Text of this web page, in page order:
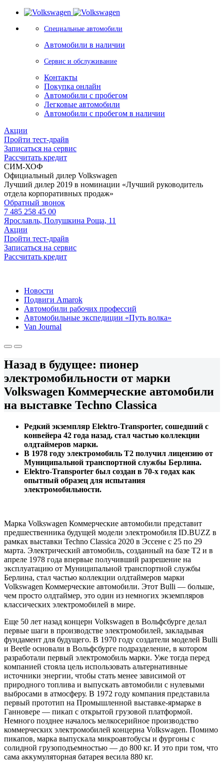
Специальные автомобили
Автомобили в наличии
Сервис и обслуживание
Контакты
Покупка онлайн
Автомобили с пробегом
Легковые автомобили
Автомобили с пробегом в наличии
Акции
Пройти тест-драйв
Записаться на сервис
Рассчитать кредит
СИМ-ХОФ
Официальный дилер Volkswagen
Лучший дилер 2019 в номинации «Лучший руководитель
отдела корпоративных продаж»
Обратный звонок
7 485 258 45 00
Ярославль, Полушкина Роща, 11
Акции
Пройти тест-драйв
Записаться на сервис
Рассчитать кредит
Новости
Подвиги Amarok
Автомобили рабочих профессий
Автомобильные экспедиции «Путь волка»
Van Journal
Назад в будущее: пионер
электромобильности от марки
Volkswagen Коммерческие автомобили
на выставке Techno Classica
Редкий экземпляр Elektro-Transporter, сошедший с
конвейера 42 года назад, стал частью коллекции
олдтаймеров марки.
В 1978 году электромобиль T2 получил лицензию от
Муниципальной транспортной службы Берлина.
Elektro-Transporter был создан в 70-х годах как
опытный образец для испытания
электромобильности.
Марка Volkswagen Коммерческие автомобили представит
предшественника будущей модели электромобиля ID.BUZZ в
рамках выставки Techno Classica 2020 в Эссене с 25 по 29
марта. Электрический автомобиль, созданный на базе Т2 и в
апреле 1978 года впервые получивший разрешение на
эксплуатацию от Муниципальной транспортной службы
Берлина, стал частью коллекции олдтаймеров марки
Volkswagen Коммерческие автомобили. Этот Bulli — больше,
чем просто олдтаймер, это один из немногих экземпляров
классических электромобилей в мире.
Еще 50 лет назад концерн Volkswagen в Вольфсбурге делал
первые шаги в производстве электромобилей, закладывая
фундамент для будущего. В 1970 году создатели моделей Bulli
и Beetle основали в Вольфсбурге подразделение, в котором
разработали первый электромобиль марки. Уже тогда перед
компанией стояла цель использовать альтернативные
источники энергии, чтобы стать менее зависимой от
природного топлива и выпускать автомобили с нулевыми
выбросами в атмосферу. В 1972 году компания представила
первый прототип на Промышленной выставке-ярмарке в
Ганновере — пикап с открытой грузовой платформой.
Немного позднее началось мелкосерийное производство
коммерческих электромобилей концерна Volkswagen. Помимо
пикапов, марка выпускала микроавтобусы и фургоны с
солидной грузоподъемностью — до 800 кг. И это при том, что
сама аккумуляторная батарея весила 880 кг.